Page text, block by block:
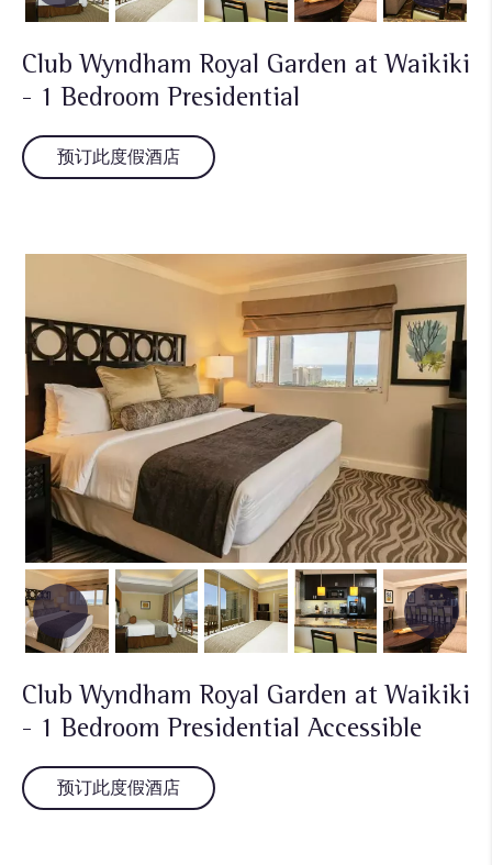
Club Wyndham Royal Garden at Waikiki
- 1 Bedroom Presidential
预订此度假酒店
Club Wyndham Royal Garden at Waikiki
- 1 Bedroom Presidential Accessible
预订此度假酒店